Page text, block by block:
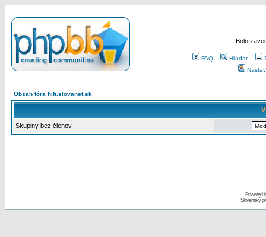
Bolo
FAQ Hľadať
Obsah fóra hifi.slovanet.sk
Skupiny bez členov.
Powered
Slovenský